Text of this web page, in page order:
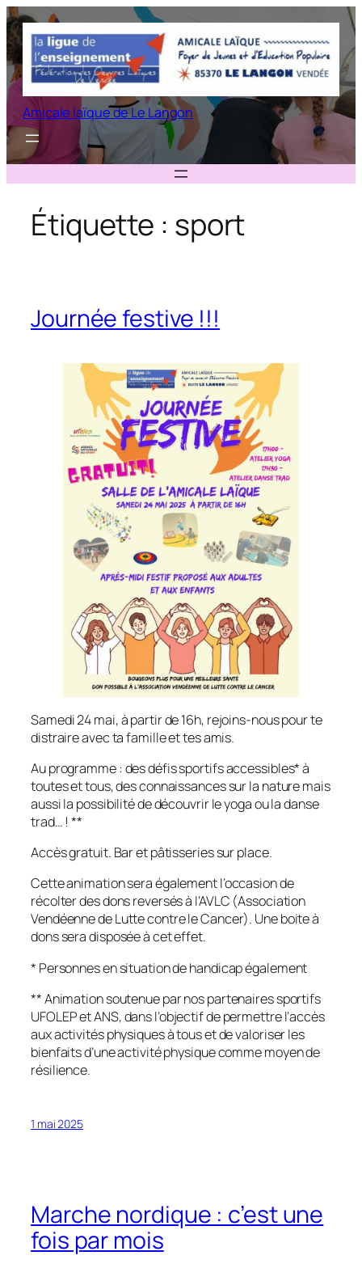
Aller
au
contenu
Amicale laïque de Le Langon
Étiquette : sport
Journée festive !!!
Samedi 24 mai, à partir de 16h, rejoins-nous pour te
distraire avec ta famille et tes amis.
Au programme : des défis sportifs accessibles* à
toutes et tous, des connaissances sur la nature mais
aussi la possibilité de découvrir le yoga ou la danse
trad… ! **
Accès gratuit. Bar et pâtisseries sur place.
Cette animation sera également l’occasion de
récolter des dons reversés à l’AVLC (Association
Vendéenne de Lutte contre le Cancer). Une boite à
dons sera disposée à cet effet.
* Personnes en situation de handicap également
** Animation soutenue par nos partenaires sportifs
UFOLEP et ANS, dans l’objectif de permettre l’accès
aux activités physiques à tous et de valoriser les
bienfaits d’une activité physique comme moyen de
résilience.
1 mai 2025
Marche nordique : c’est une
fois par mois